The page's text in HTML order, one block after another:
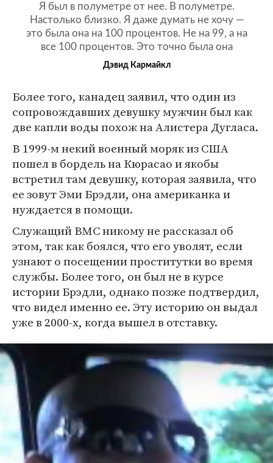
Я был в полуметре от нее. В полуметре.
Настолько близко. Я даже думать не хочу —
это была она на 100 процентов. Не на 99, а на
все 100 процентов. Это точно была она
Дэвид Кармайкл
Более того, канадец заявил, что один из
сопровождавших девушку мужчин был как
две капли воды похож на Алистера Дугласа.
В 1999-м некий военный моряк из США
пошел в бордель на Кюрасао и якобы
встретил там девушку, которая заявила, что
ее зовут Эми Брэдли, она американка и
нуждается в помощи.
Служащий ВМС никому не рассказал об
этом, так как боялся, что его уволят, если
узнают о посещении проститутки во время
службы. Более того, он был не в курсе
истории Брэдли, однако позже подтвердил,
что видел именно ее. Эту историю он выдал
уже в 2000-х, когда вышел в отставку.